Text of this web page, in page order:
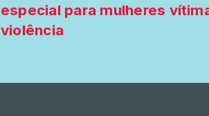
especial para mulheres
violência